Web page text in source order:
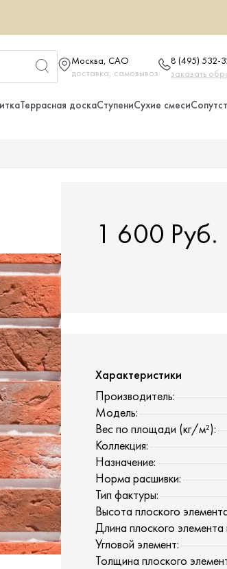
Москва, САО
доставка, самовывоз
8 (495) 532-
заказать
Террасная доскаСтупениСухие смеси
1 600 Руб.
Характеристики
Производитель:
Модель:
Вес по площади (кг/м²):
Коллекция:
Назначение:
Норма расшивки:
Тип фактуры:
Высота плоского
Длина плоского элемента
Угловой элемент:
Толщина плоского